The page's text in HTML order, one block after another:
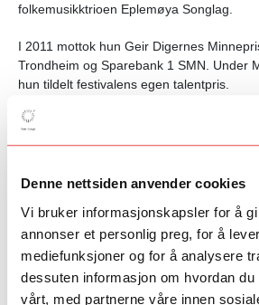
Denne nettsiden anvender cookies
Vi bruker informasjonskapsler for å
annonser et personlig preg, for å
mediefunksjoner og for å analysere
dessuten informasjon om hvordan
vårt, med partnerne våre innen
folkemusikktrioen Eplemøya Songlag.
I 2011 mottok hun Geir Digernes
Trondheim og Sparebank 1 SMN. Under
hun tildelt festivalens egen talentpris.
Utdannet i utøvende jazz med
Norges Musikkhøgskole.
Jakop Janssønn ansees å være en av
unge slagverkene i sin generasjo,n og